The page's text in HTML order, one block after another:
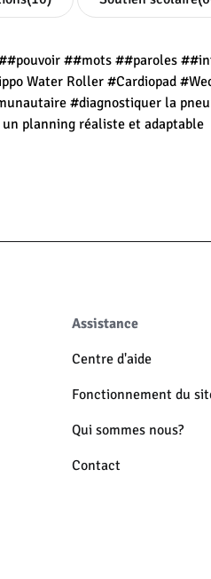
##mots ##paroles
Water Roller#Cardiopad
#diagnostiquer la
planning réaliste et adaptable
Assistance
Centre d'aide
Fonctionnement du
Qui sommes nous?
Contact